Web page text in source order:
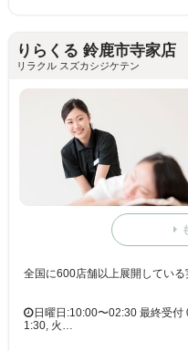
りらくる 鈴鹿市寺家店
リラクル スズカシジケテン
日曜日:10:00〜02:30 最終受
1:30, 火…